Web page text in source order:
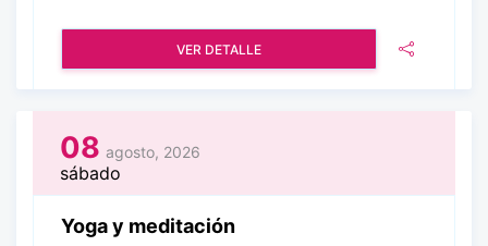
VER DETALLE
08 agosto, 2026
sábado
Yoga y meditación